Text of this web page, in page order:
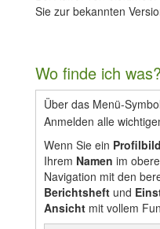
Sie zur bekannten
Wo finde ich was?
Über das Menü-Symbol
Anmelden alle
Wenn Sie ein Profilbild
Ihrem Namen im
Navigation mit den
Berichtsheftund
Ansichtmit vollem